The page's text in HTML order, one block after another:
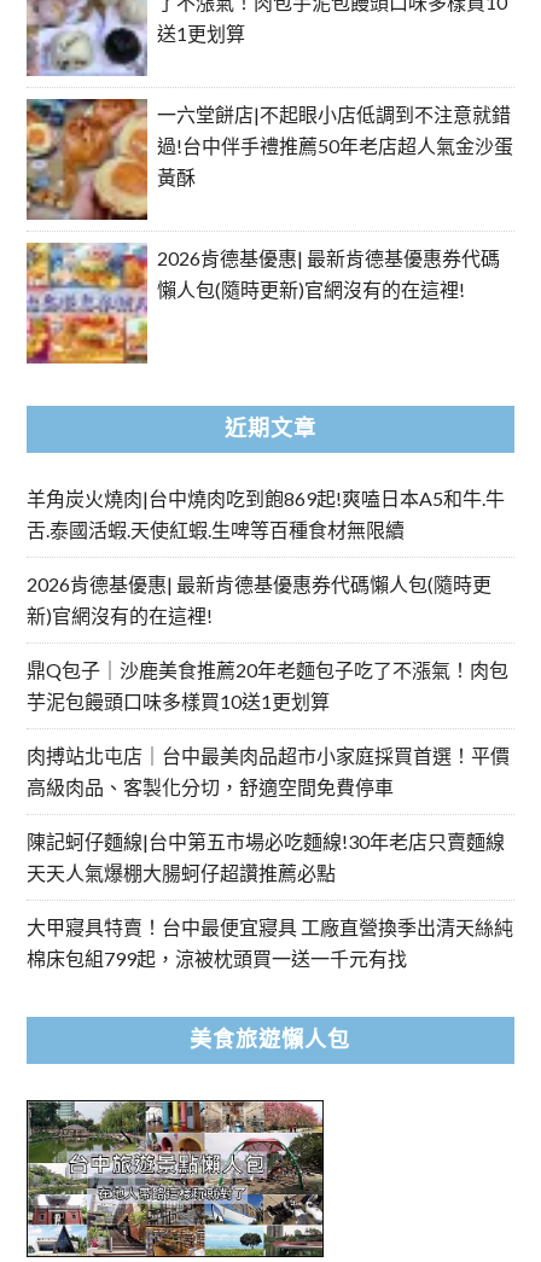
送1更划算
一六堂餅店|不起眼小店低調到不注意就錯
過!台中伴手禮推薦50年老店超人氣金沙蛋
黃酥
2026肯德基優惠| 最新肯德基優惠券代碼
懶人包(隨時更新)官網沒有的在這裡!
近期文章
羊角炭火燒肉|台中燒肉吃到飽869起!爽嗑日本A5和牛.牛
舌.泰國活蝦.天使紅蝦.生啤等百種食材無限續
2026肯德基優惠| 最新肯德基優惠券代碼懶人包(隨時更
新)官網沒有的在這裡!
鼎Q包子｜沙鹿美食推薦20年老麵包子吃了不漲氣！肉包
芋泥包饅頭口味多樣買10送1更划算
肉搏站北屯店｜台中最美肉品超市小家庭採買首選！平價
高級肉品、客製化分切，舒適空間免費停車
陳記蚵仔麵線|台中第五市場必吃麵線!30年老店只賣麵線
天天人氣爆棚大腸蚵仔超讚推薦必點
大甲寢具特賣！台中最便宜寢具 工廠直營換季出清天絲純
棉床包組799起，涼被枕頭買一送一千元有找
美食旅遊懶人包